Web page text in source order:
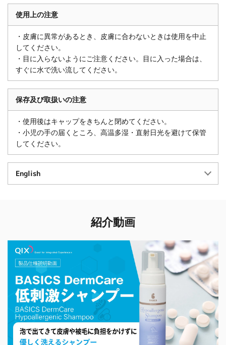
使用上の注意
・皮膚に異常があるとき、皮膚に合わないときは使用を中止
してください。
・目に入らないようにご注意ください。目に入った場合は、
すぐに水で洗い流してください。
保存及び取扱いの注意
・使用後はキャップをきちんと閉めてください。
・小児の手の届くところ、高温多湿・直射日光を避けて保管
してください。
English
紹介動画